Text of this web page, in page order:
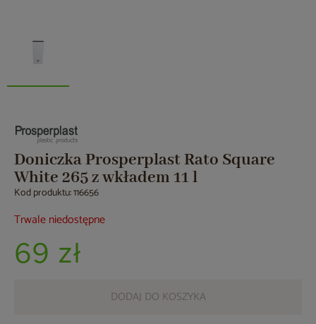
Doniczka Prosperplast Rato Square
White 265 z wkładem 11 l
Kod produktu: 116656
Trwale niedostępne
69 zł
DODAJ DO KOSZYKA